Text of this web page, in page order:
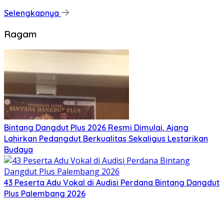
Selengkapnya
Ragam
Bintang Dangdut Plus 2026 Resmi Dimulai, Ajang
Lahirkan Pedangdut Berkualitas Sekaligus Lestarikan
Budaya
43 Peserta Adu Vokal di Audisi Perdana Bintang Dangdut
Plus Palembang 2026